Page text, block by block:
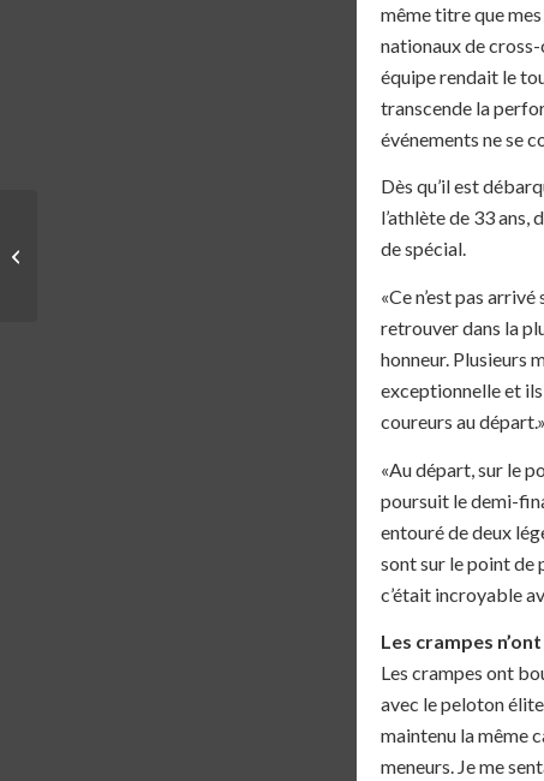
même titre que
nationaux de
équipe rendait le
transcende la
événements ne se
Dès qu’il est
l’athlète de 33
de spécial.
«Ce n’est pas
retrouver dans la
honneur. Plusieurs
exceptionnelle et
coureurs au départ.»
«Au départ, sur le
poursuit le demi-
entouré de deux
sont sur le point de
c’était incroyable
Les crampes
Les crampes ont
avec le peloton
maintenu la même
meneurs. Je me